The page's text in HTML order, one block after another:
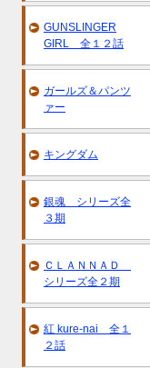
GUNSLINGER
GIRL 全１２話
ガールズ＆パンツ
ァー
キングダム
銀魂 シリーズ全
３期
ＣＬＡＮＮＡＤ
シリーズ全２期
紅 kure-nai 全１
２話